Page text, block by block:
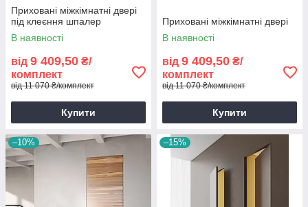
Приховані міжкімнатні двері
під клеєння шпалер
В наявності
від 9 409,50 ₴/
комплект
від 11 070 ₴/комплект
Купити
Приховані міжкімнатні двері
В наявності
від 9 409,50 ₴/
комплект
від 11 070 ₴/комплект
Купити
–10% –15%